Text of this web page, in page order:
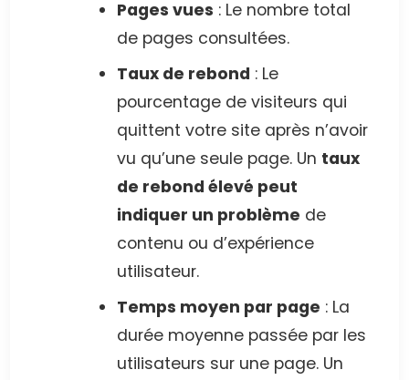
Pages vues : Le nombre total
de pages consultées.
Taux de rebond : Le
pourcentage de visiteurs qui
quittent votre site après n’avoir
vu qu’une seule page. Un taux
de rebond élevé peut
indiquer un problème de
contenu ou d’expérience
utilisateur.
Temps moyen par page : La
durée moyenne passée par les
utilisateurs sur une page. Un